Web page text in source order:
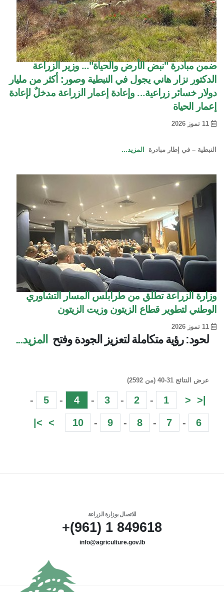
ضمن مبادرة "نبض الأرض والحياة"... وزير الزراعة
الدكتور نزار هاني يجول في النبطية وصور: أكثر من مليار
دولار خسائر زراعية... وإعادة إعمار الزراعة مدخلٌ لإعادة
إعمار الحياة
النبطية – في إطار مبادرة المزيد...
وزارة الزراعة تطلق من طرابلس المسار التشاوري
الوطني لتطوير قطاع الزيتون وزيت الزيتون
لحود: رؤية متكاملة لتعزيز الجودة وفتح المزيد...
عرض النتائج 31-40 (من 2592)
|<
<
1
-
2
-
3
-
4
-
5
-
6
-
7
-
8
-
9
-
10
>
>|
للاتصال بوزارة الزراعة
849618 1 (961)+
info@agriculture.gov.lb